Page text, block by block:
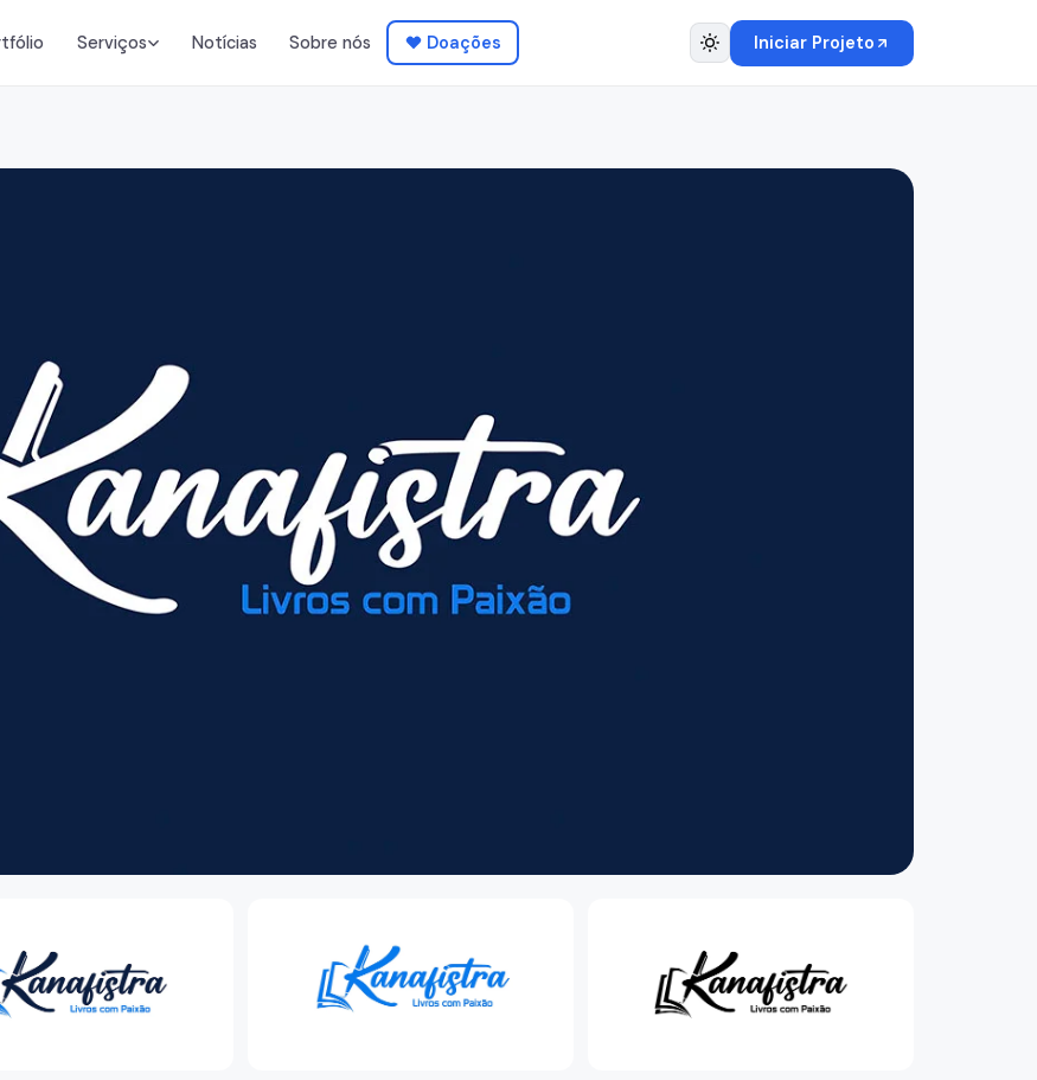
Serviços
mobile
Publicidade
T-shirts, fardas, pulseiras
Venda de Bilhetes
TuduTicket Online
Lavagem de Carros
Em breve — brevemente
Notícias Sobre nós Doações Iniciar Projeto